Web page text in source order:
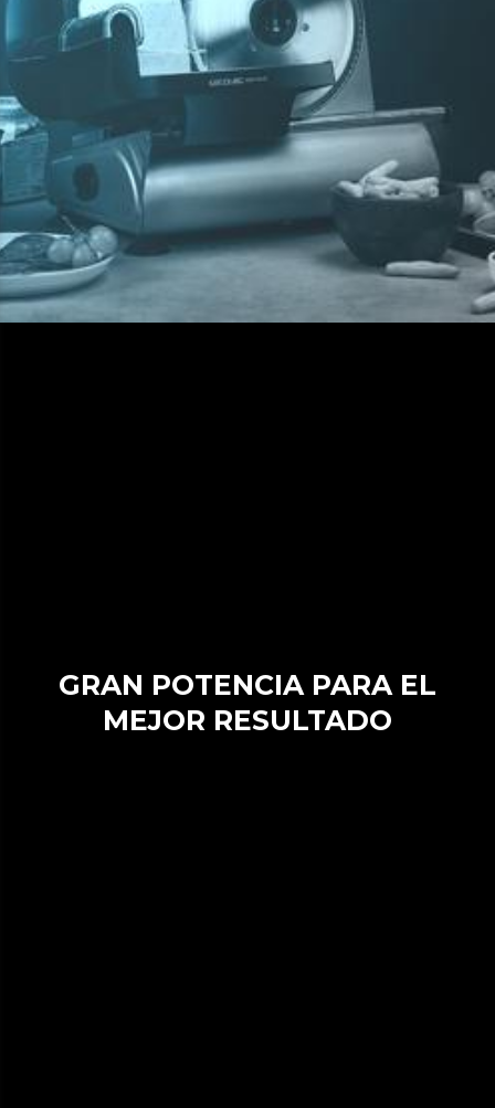
GRAN POTENCIA PARA EL
MEJOR RESULTADO